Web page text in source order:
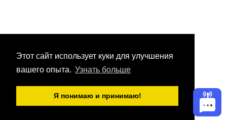
Этот сайт использует куки для улучшения
вашего опыта. Узнать больше
Я понимаю и принимаю!